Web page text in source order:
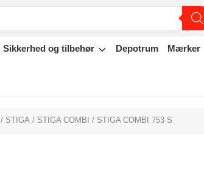
Sikkerhed og tilbehør Depotrum Mærker
/ STIGA / STIGA COMBI / STIGA COMBI 753 S